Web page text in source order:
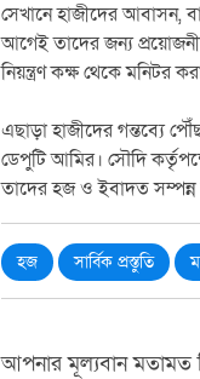
সেখানে হাজীদের আবাসন,
আগেই তাদের জন্য
নিয়ন্ত্রণ কক্ষ থেকে মনিটর
এছাড়া হাজীদের গন্তব্যে
ডেপুটি আমির। সৌদি
তাদের হজ ও ইবাদত
হজ সার্বিক প্রস্তুতি
আপনার মূল্যবান মতামত